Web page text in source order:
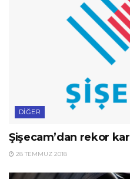
DIĞER
Şişecam’dan rekor kar
28 TEMMUZ 2018